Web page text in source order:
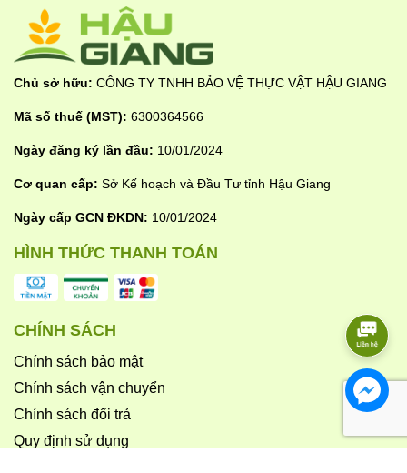
Chủ sở hữu: CÔNG TY TNHH BẢO VỆ THỰC VẬT HẬU GIANG
Mã số thuế (MST): 6300364566
Ngày đăng ký lần đầu: 10/01/2024
Cơ quan cấp: Sở Kế hoạch và Đầu Tư tỉnh Hậu Giang
Ngày cấp GCN ĐKDN: 10/01/2024
HÌNH THỨC THANH TOÁN
CHÍNH SÁCH
Chính sách bảo mật
Chính sách vận chuyển
Chính sách đổi trả
Quy định sử dụng